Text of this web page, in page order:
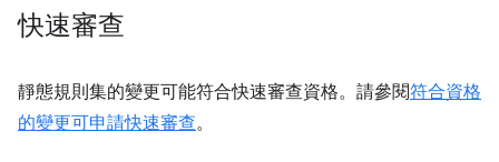
快速審查
靜態規則集的變更可能符合快速審查資格。請參閱符合資格
的變更可申請快速審查。